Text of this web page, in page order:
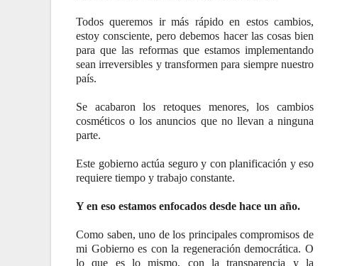
Todos queremos ir más rápido en estos cambios,
estoy consciente, pero debemos hacer las cosas bien
para que las reformas que estamos implementando
sean irreversibles y transformen para siempre nuestro
país.
Se acabaron los retoques menores, los cambios
cosméticos o los anuncios que no llevan a ninguna
parte.
Este gobierno actúa seguro y con planificación y eso
requiere tiempo y trabajo constante.
Y en eso estamos enfocados desde hace un año.
Como saben, uno de los principales compromisos de
mi Gobierno es con la regeneración democrática. O
lo que es lo mismo, con la transparencia y la